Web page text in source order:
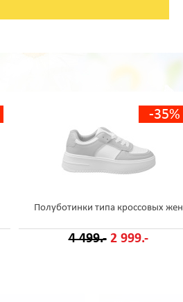
-35%
Полуботинки типа кроссовых жен
4 499.- 2 999.-